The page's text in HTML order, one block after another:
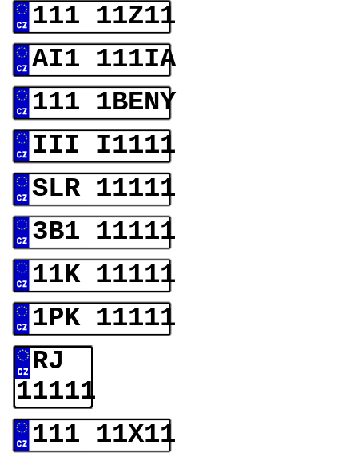
111 11Z11
AI1 111IA
111 1BENY
III I1111
SLR 11111
3B1 11111
11K 11111
1PK 11111
RJ
11111
111 11X11